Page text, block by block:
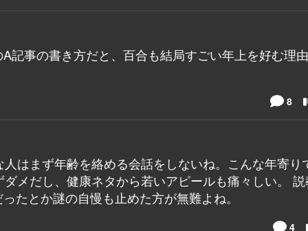
記事の書き方だと、百合も結局すごい年上を好む理
8
はまず年齢を絡める会話をしないね。こんな年寄り
メだし、健康ネタから若いアピールも痛々しい。
たとか謎の自慢も止めた方が無難よね。
4